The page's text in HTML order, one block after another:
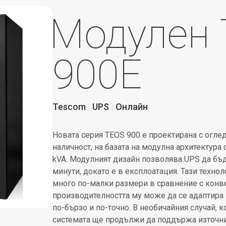
Модулен
900E
Tescom UPS Онлайн
Новата серия TEOS 900 е проектирана с
наличност, на базата на модулна
kVA. Модулният дизайн позволява UPS да
минути, докато е в експлоатация. Тази
много по-малки размери в сравнение с
производителността му може да се
по-бързо и по-точно. В необичайния случай,
системата ще продължи да поддържа